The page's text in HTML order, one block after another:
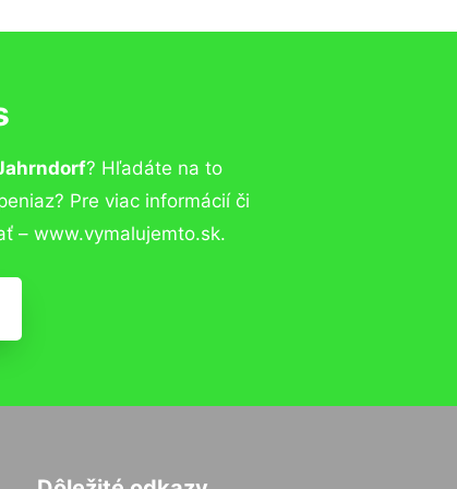
? Hľadáte na to
Pre viac informácií či
– www.vymalujemto.sk.